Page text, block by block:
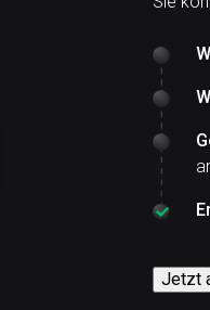
Jetzt